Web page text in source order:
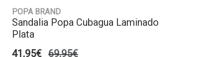
POPA BRAND
Sandalia Popa Cubagua Laminado
Plata
41,95€ 69,95€